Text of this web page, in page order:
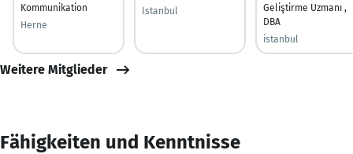
Kommunikation
Herne
Istanbul
Geliştirme Uzmanı ,
DBA
istanbul
Weitere Mitglieder
Fähigkeiten und Kenntnisse